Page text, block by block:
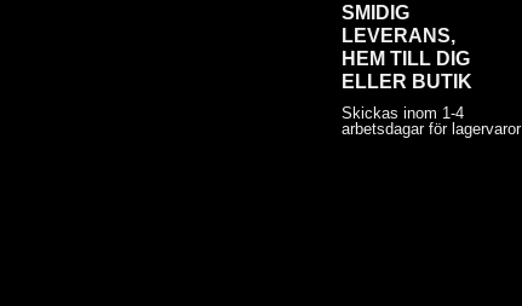
SMIDIG
LEVERANS,
HEM TILL DIG
ELLER BUTIK
Skickas inom 1-4
arbetsdagar för lagervaror